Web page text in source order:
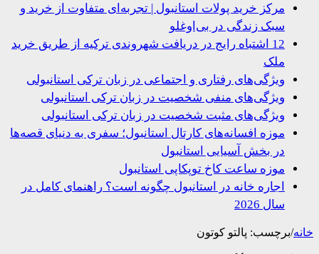
مرکز خرید پولات استانبول | تجربه‌ای متفاوت از خرید و
سبک زندگی در بی‌اوغلو
12 اشتباه رایج در دریافت شهروندی ترکیه از طریق خرید
ویژگی‌های رفتاری و اجتماعی در زبان ترکی استانبولی
ویژگی‌های منفی شخصیت در زبان ترکی استانبولی
ویژگی‌های مثبت شخصیت در زبان ترکی استانبولی
موزه افسانه‌های کارتال استانبول؛ سفری به دنیای قصه‌ها
در بخش آسیایی استانبول
موزه ساعت کاخ توپکاپی استانبول
اجاره خانه در استانبول چگونه است؟ راهنمای کامل در
سال 2026
برچسب:پالتو کوتون